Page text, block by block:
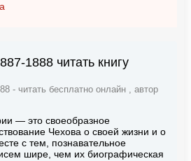
1888 читать книгу
- читать бесплатно онлайн , автор
— это своеобразное
Чехова о своей жизни и о
с тем, познавательное
шире, чем их биографическая